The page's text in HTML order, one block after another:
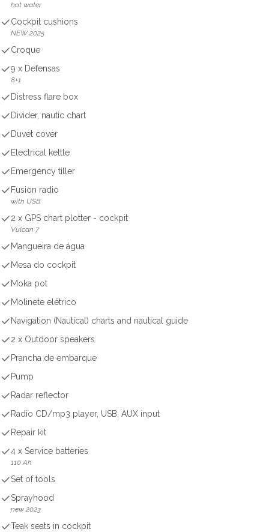
hot water
Cockpit cushions
NEW 2025
Croque
9 x Defensas
8+1
Distress flare box
Divider, nautic chart
Duvet cover
Electrical kettle
Emergency tiller
Fusion radio
with USB
2 x GPS chart plotter - cockpit
Vulcan 7
Mangueira de água
Mesa do cockpit
Moka pot
Molinete elétrico
Navigation (Nautical) charts and nautical guide
2 x Outdoor speakers
Prancha de embarque
Pump
Radar reflector
Radio CD/mp3 player, USB, AUX input
Repair kit
4 x Service batteries
110 Ah
Set of tools
Sprayhood
new 2023
Teak seats in cockpit